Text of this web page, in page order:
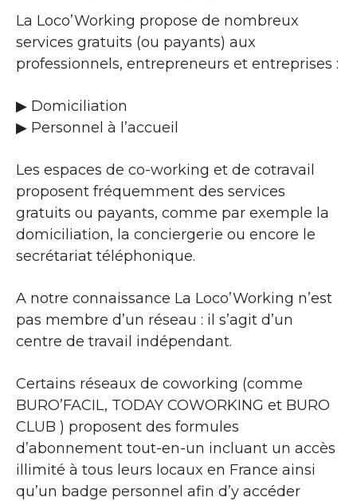
La Loco’Working propose de nombreux
services gratuits (ou payants) aux
professionnels, entrepreneurs et entreprises :
▶​ Domiciliation
▶​ Personnel à l’accueil
Les espaces de co-working et de cotravail
proposent fréquemment des services
gratuits ou payants, comme par exemple la
domiciliation, la conciergerie ou encore le
secrétariat téléphonique.
A notre connaissance La Loco’Working n’est
pas membre d’un réseau : il s’agit d’un
centre de travail indépendant.
Certains réseaux de coworking (comme
BURO’FACIL, TODAY COWORKING et BURO
CLUB ) proposent des formules
d’abonnement tout-en-un incluant un accès
illimité à tous leurs locaux en France ainsi
qu’un badge personnel afin d’y accéder